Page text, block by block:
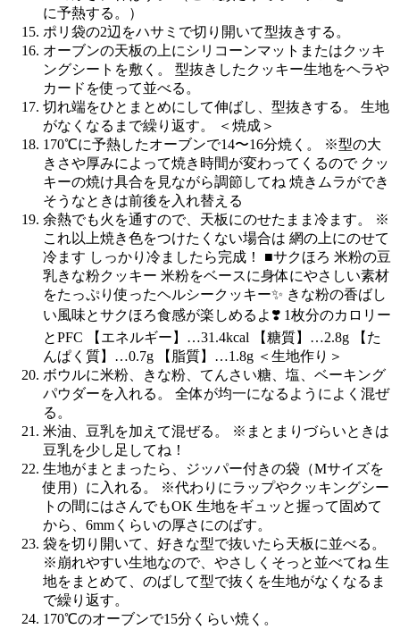
に予熱する。）
ポリ袋の2辺をハサミで切り開いて型抜きする。
オーブンの天板の上にシリコーンマットまたはクッキ
ングシートを敷く。 型抜きしたクッキー生地をヘラや
カードを使って並べる。
切れ端をひとまとめにして伸ばし、型抜きする。 生地
がなくなるまで繰り返す。 ＜焼成＞
170℃に予熱したオーブンで14〜16分焼く。 ※型の大
きさや厚みによって焼き時間が変わってくるので クッ
キーの焼け具合を見ながら調節してね 焼きムラができ
そうなときは前後を入れ替える
余熱でも火を通すので、天板にのせたまま冷ます。 ※
これ以上焼き色をつけたくない場合は 網の上にのせて
冷ます しっかり冷ましたら完成！ ■サクほろ 米粉の豆
乳きな粉クッキー 米粉をベースに身体にやさしい素材
をたっぷり使ったヘルシークッキー✨ きな粉の香ばし
い風味とサクほろ食感が楽しめるよ❣️ 1枚分のカロリー
とPFC 【エネルギー】…31.4kcal 【糖質】…2.8g 【た
んぱく質】…0.7g 【脂質】…1.8g ＜生地作り＞
ボウルに米粉、きな粉、てんさい糖、塩、ベーキング
パウダーを入れる。 全体が均一になるようによく混ぜ
る。
米油、豆乳を加えて混ぜる。 ※まとまりづらいときは
豆乳を少し足してね！
生地がまとまったら、ジッパー付きの袋（Mサイズを
使用）に入れる。 ※代わりにラップやクッキングシー
トの間にはさんでもOK 生地をギュッと握って固めて
から、6mmくらいの厚さにのばす。
袋を切り開いて、好きな型で抜いたら天板に並べる。
※崩れやすい生地なので、やさしくそっと並べてね 生
地をまとめて、のばして型で抜くを生地がなくなるま
で繰り返す。
170℃のオーブンで15分くらい焼く。